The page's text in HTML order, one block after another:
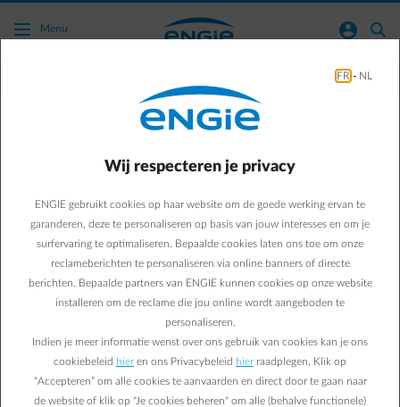
Ga naar de hoofdinhoud
Menu normal-account-circle search
Sustainability
Verlaag de CO2-uitstoot
van uw bedrijf in 1,2,3 …
en 4!
Wat denkt u: bent u een kleine verbruiker of springt u
eerder kwistig om met CO2? Soms zit uw verbruik in een
verrassend hoekje.
Isabelle V. 03/06/2019 |3 min.
FR - NL
Wij respecteren je privacy
ENGIE gebruikt cookies op haar website om de goede werking ervan te
garanderen, deze te personaliseren op basis van jouw interesses en om je
surfervaring te optimaliseren. Bepaalde cookies laten ons toe om onze
reclameberichten te personaliseren via online banners of directe
berichten. Bepaalde partners van ENGIE kunnen cookies op onze website
installeren om de reclame die jou online wordt aangeboden te
personaliseren.
Indien je meer informatie wenst over ons gebruik van cookies kan je ons
cookiebeleid hier en ons Privacybeleid hier raadplegen. Klik op
“Accepteren” om alle cookies te aanvaarden en direct door te gaan naar
de website of klik op "Je cookies beheren" om alle (behalve functionele)